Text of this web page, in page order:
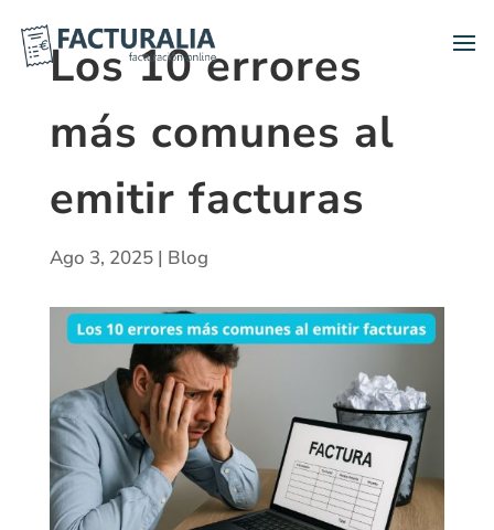
Los 10 errores
más comunes al
emitir facturas
Ago 3, 2025| Blog